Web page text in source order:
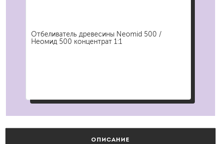
Отбеливатель древесины Neomid 500 /
Неомид 500 концентрат 1:1
ОПИСАНИЕ